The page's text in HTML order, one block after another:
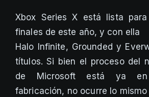
Xbox Series X está lista
finales de este año, y con ella
Halo Infinite, Grounded y
títulos. Si bien el proceso del
de Microsoft está ya
fabricación, no ocurre lo